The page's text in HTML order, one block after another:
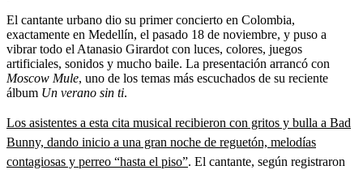
El cantante urbano dio su primer concierto en Colombia,
exactamente en Medellín, el pasado 18 de noviembre, y puso a
vibrar todo el Atanasio Girardot con luces, colores, juegos
artificiales, sonidos y mucho baile. La presentación arrancó con
Moscow Mule, uno de los temas más escuchados de su reciente
álbum Un verano sin ti.
Los asistentes a esta cita musical recibieron con gritos y bulla a Bad
Bunny, dando inicio a una gran noche de reguetón, melodías
contagiosas y perreo “hasta el piso”. El cantante, según registraron